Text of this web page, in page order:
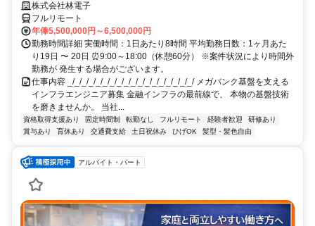
株式会社林電子
フルリモート
年俸5,500,000円～6,500,000円
勤務時間詳細 実働時間：1日あたり8時間 平均勤務日数：1ヶ月あた
り19日 〜 20日 ⏰9:00～18:00（休憩60分） ※案件状況により時間外
勤務が 発生する場合がございます。
仕事内容 _/_/_/_/_/_/_/_/_/_/_/_/_/_/_/_/_/_/ メガバンク基盤を支える
インフラエンジニア募集 金融インフラの最前線で、 本物の基盤技術
を磨きませんか。 当社...
資格取得支援あり 固定時間制 転勤なし フルリモート 経験者歓迎
研修あり
賞与あり
育休あり 交通費支給 土日祝休み ひげOK 髪型・髪色自由
アルバイト・パート